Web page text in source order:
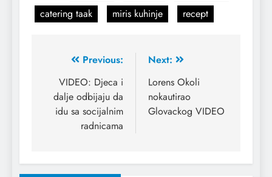
catering taak
miris kuhinje recept
Previous:
VIDEO: Djeca i
dalje odbijaju da
idu sa socijalnim
radnicama
Next:
Lorens Okoli
nokautirao
Glovackog VIDEO